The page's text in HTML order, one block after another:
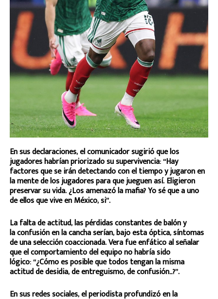
En sus declaraciones, el comunicador sugirió que los
jugadores habrían priorizado su supervivencia: “Hay
factores que se irán detectando con el tiempo y jugaron en
la mente de los jugadores para que jueguen así. Eligieron
preservar su vida. ¿Los amenazó la mafia? Yo sé que a uno
de ellos que vive en México, si”.
La falta de actitud, las pérdidas constantes de balón y
la confusión en la cancha serían, bajo esta óptica, síntomas
de una selección coaccionada. Vera fue enfático al señalar
que el comportamiento del equipo no habría sido
lógico: “¿Cómo es posible que todos tengan la misma
actitud de desidia, de entreguismo, de confusión…?”.
En sus redes sociales, el periodista profundizó en la